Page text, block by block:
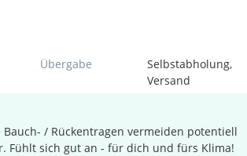
Übergabe
Selbstabholung,
Versand
/ Rückentragen vermeiden potentiell
Fühlt sich gut an - für dich und fürs Klima!